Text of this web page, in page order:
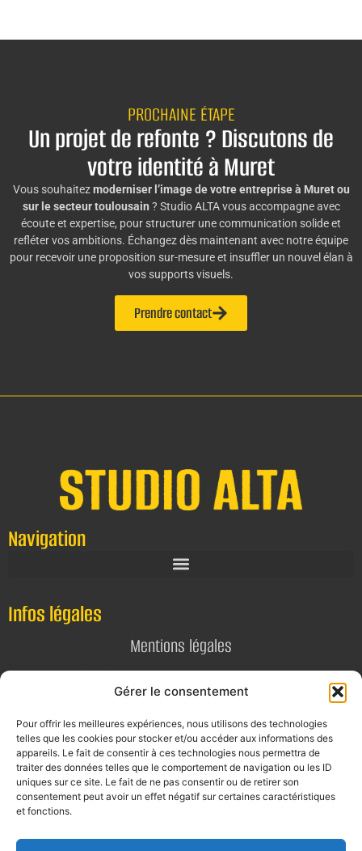
Gérer le consentement
Pour offrir les meilleures expériences, nous utilisons des technologies
telles que les cookies pour stocker et/ou accéder aux informations des
appareils. Le fait de consentir à ces technologies nous permettra de
traiter des données telles que le comportement de navigation ou les ID
uniques sur ce site. Le fait de ne pas consentir ou de retirer son
consentement peut avoir un effet négatif sur certaines caractéristiques
et fonctions.
PROCHAINE ÉTAPE
Un projet de refonte ? Discutons de
votre identité à Muret
Vous souhaitezmoderniser l’image de votre entreprise à Muret ou
sur le secteur toulousain ? Studio ALTA vous accompagne avec
écoute et expertise, pour structurer une communication solide et
refléter vos ambitions. Échangez dès maintenant avec notre équipe
pour recevoir une proposition sur-mesure et insuffler un nouvel élan à
vos supports visuels.
Prendre contact
Navigation
Infos légales
Mentions légales
Politique de confidentialité
Contact
E-mail
contact@alta-studio.fr